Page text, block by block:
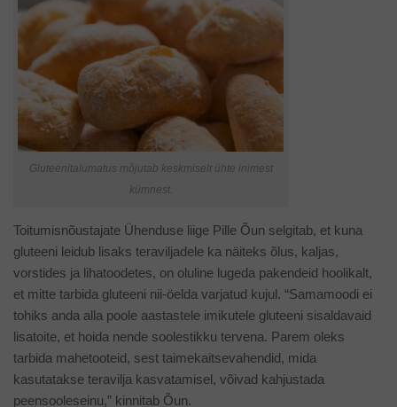
Gluteenitalumatus mõjutab keskmiselt ühte inimest
kümnest.
Toitumisnõustajate Ühenduse liige Pille Õun selgitab, et kuna
gluteeni leidub lisaks teraviljadele ka näiteks õlus, kaljas,
vorstides ja lihatoodetes, on oluline lugeda pakendeid hoolikalt,
et mitte tarbida gluteeni nii-öelda varjatud kujul. “Samamoodi ei
tohiks anda alla poole aastastele imikutele gluteeni sisaldavaid
lisatoite, et hoida nende soolestikku tervena. Parem oleks
tarbida mahetooteid, sest taimekaitsevahendid, mida
kasutatakse teravilja kasvatamisel, võivad kahjustada
peensooleseinu,” kinnitab Õun.